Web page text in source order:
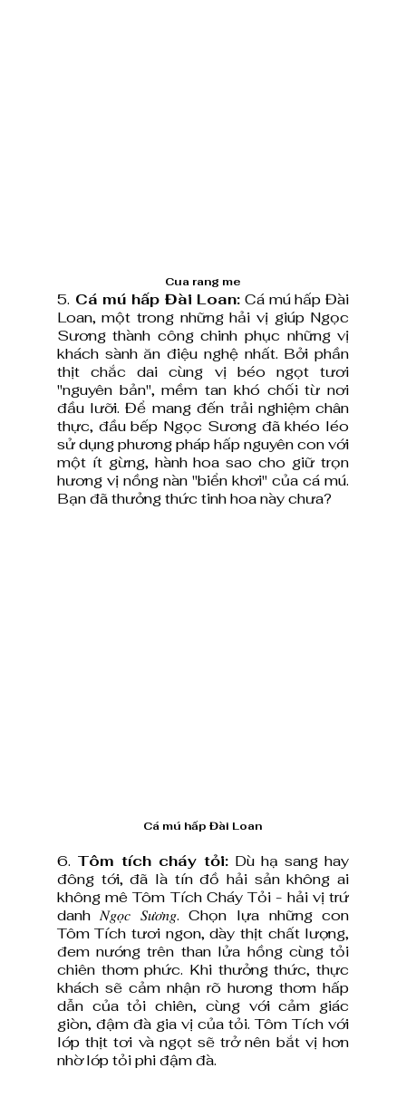
Cua rang me
5. Cá mú hấp Đài Loan: Cá mú hấp Đài
Loan, một trong những hải vị giúp Ngọc
Sương thành công chinh phục những vị
khách sành ăn điệu nghệ nhất. Bởi phần
thịt chắc dai cùng vị béo ngọt tươi
"nguyên bản", mềm tan khó chối từ nơi
đầu lưỡi. Để mang đến trải nghiệm chân
thực, đầu bếp Ngọc Sương đã khéo léo
sử dụng phương pháp hấp nguyên con với
một ít gừng, hành hoa sao cho giữ trọn
hương vị nồng nàn "biển khơi" của cá mú.
Bạn đã thưởng thức tinh hoa này chưa?
Cá mú hấp Đài Loan
6. Tôm tích cháy tỏi: Dù hạ sang hay
đông tới, đã là tín đồ hải sản không ai
không mê Tôm Tích Cháy Tỏi - hải vị trứ
danh 𝑁𝑔𝑜̣𝑐 𝑆𝑢̛𝑜̛𝑛𝑔. Chọn lựa những con
Tôm Tích tươi ngon, dày thịt chất lượng,
đem nướng trên than lửa hồng cùng tỏi
chiên thơm phức. Khi thưởng thức, thực
khách sẽ cảm nhận rõ hương thơm hấp
dẫn của tỏi chiên, cùng với cảm giác
giòn, đậm đà gia vị của tỏi. Tôm Tích với
lớp thịt tơi và ngọt sẽ trở nên bắt vị hơn
nhờ lớp tỏi phi đậm đà.